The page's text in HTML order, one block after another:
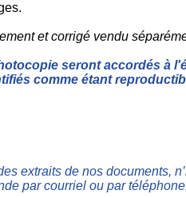
et corrigé vendu
seront accordés à
comme étant
extraits de nos documents,
par courriel ou par